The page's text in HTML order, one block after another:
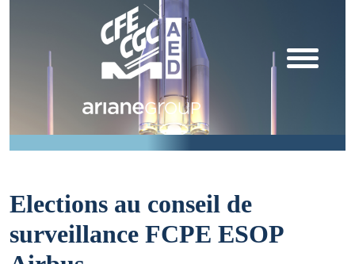
Elections au conseil de
surveillance FCPE ESOP